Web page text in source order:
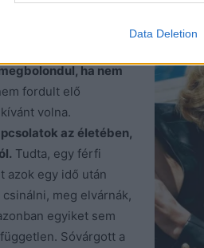
Data Deletion
vékony teste,
nem beszélve a
kívánta a férfit.
ha nem
fordult elő
volna.
az életében,
Tudta, egy férfi
azok egy idő után
meg elvárnák,
egyiket sem
Sóvárgott a